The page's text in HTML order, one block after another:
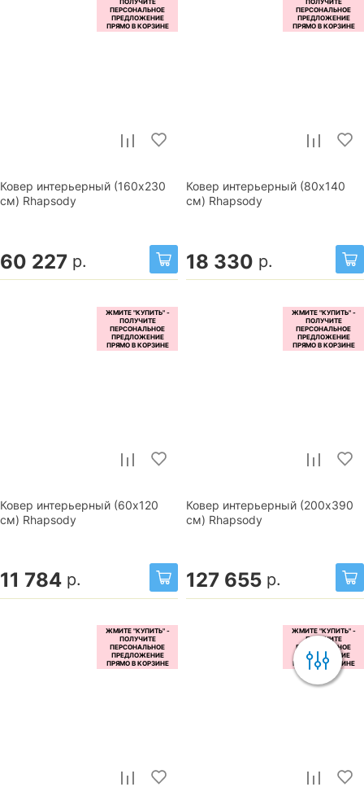
Ковер интерьерный (160x230
см) Rhapsody
60 227 р.
Ковер интерьерный (80x140
см) Rhapsody
18 330 р.
Ковер интерьерный (60x120
см) Rhapsody
11 784 р.
Ковер интерьерный (200x390
см) Rhapsody
127 655 р.